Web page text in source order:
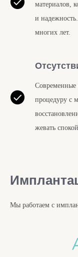
материалов,
и
многих лет.
Современные
процедуру с
жевать
Мы работаем с